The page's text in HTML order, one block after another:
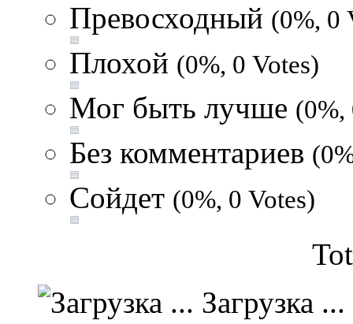
Превосходный (0%, 0
Плохой (0%, 0 Votes)
Мог быть лучше (0%,
Без комментариев
Сойдет (0%, 0 Votes)
Загрузка ...